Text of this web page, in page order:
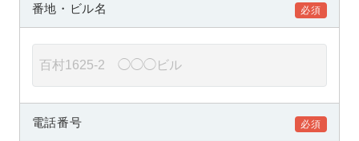
番地・ビル名
電話番号